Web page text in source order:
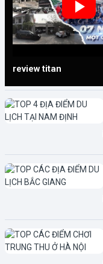
review titan